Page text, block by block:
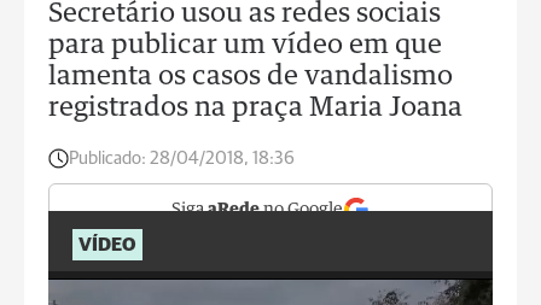
Secretário usou as redes sociais
para publicar um vídeo em que
lamenta os casos de vandalismo
registrados na praça Maria Joana
Publicado: 28/04/2018, 18:36
SigaaRedeno Google
VÍDEO